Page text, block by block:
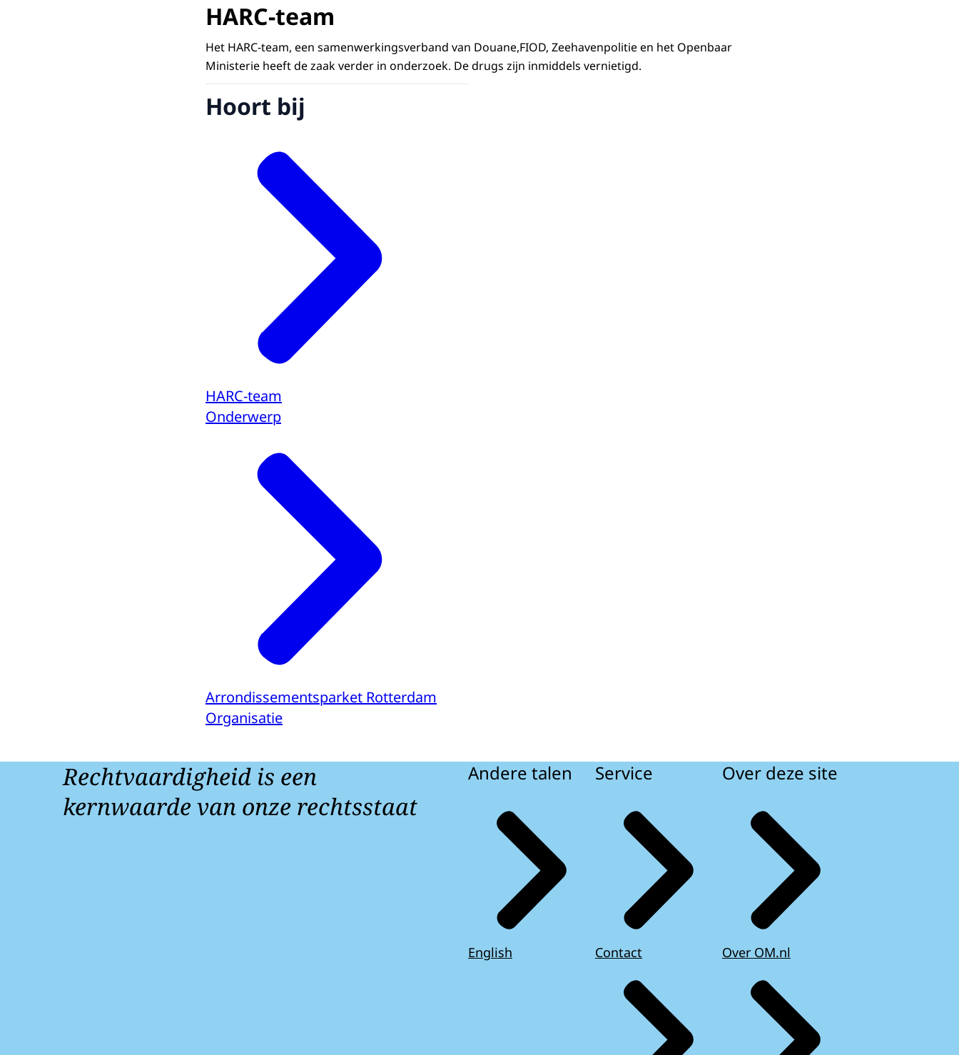
HARC-team
Het HARC-team, een samenwerkingsverband van Douane,FIOD, Zeehavenpolitie en het Openbaar
Ministerie heeft de zaak verder in onderzoek. De drugs zijn inmiddels vernietigd.
Hoort bij
HARC-team
Onderwerp
Arrondissementsparket Rotterdam
Organisatie
Rechtvaardigheid is een
kernwaarde van onze rechtsstaat
Andere talen
English
Service
Contact
Over deze site
Over OM.nl